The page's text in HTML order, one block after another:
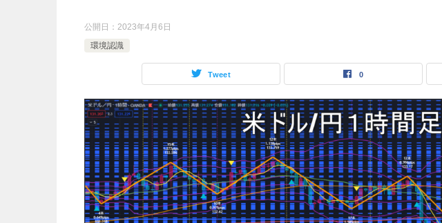
公開日： 2023年4月6日
環境認識
Tweet 0